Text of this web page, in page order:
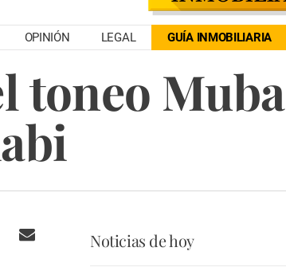
OPINIÓN LEGAL GUÍA INMOBILIARIA
toneo
Noticias de hoy